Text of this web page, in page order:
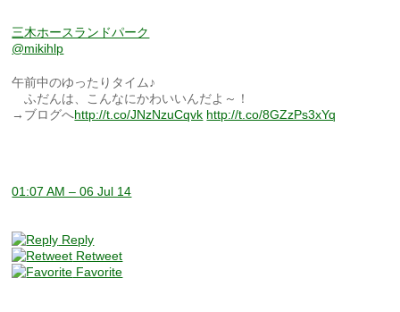
三木ホースランドパーク
@mikihlp
午前中のゆったりタイム♪
ふだんは、こんなにかわいいんだよ～！
→ブログへhttp://t.co/JNzNzuCqvk http://t.co/8GZzPs3xYq
01:07 AM – 06 Jul 14
Reply
Retweet
Favorite